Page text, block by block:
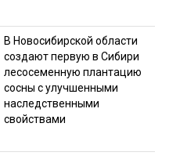
В Новосибирской области
создают первую в Сибири
лесосеменную плантацию
сосны с улучшенными
наследственными
свойствами